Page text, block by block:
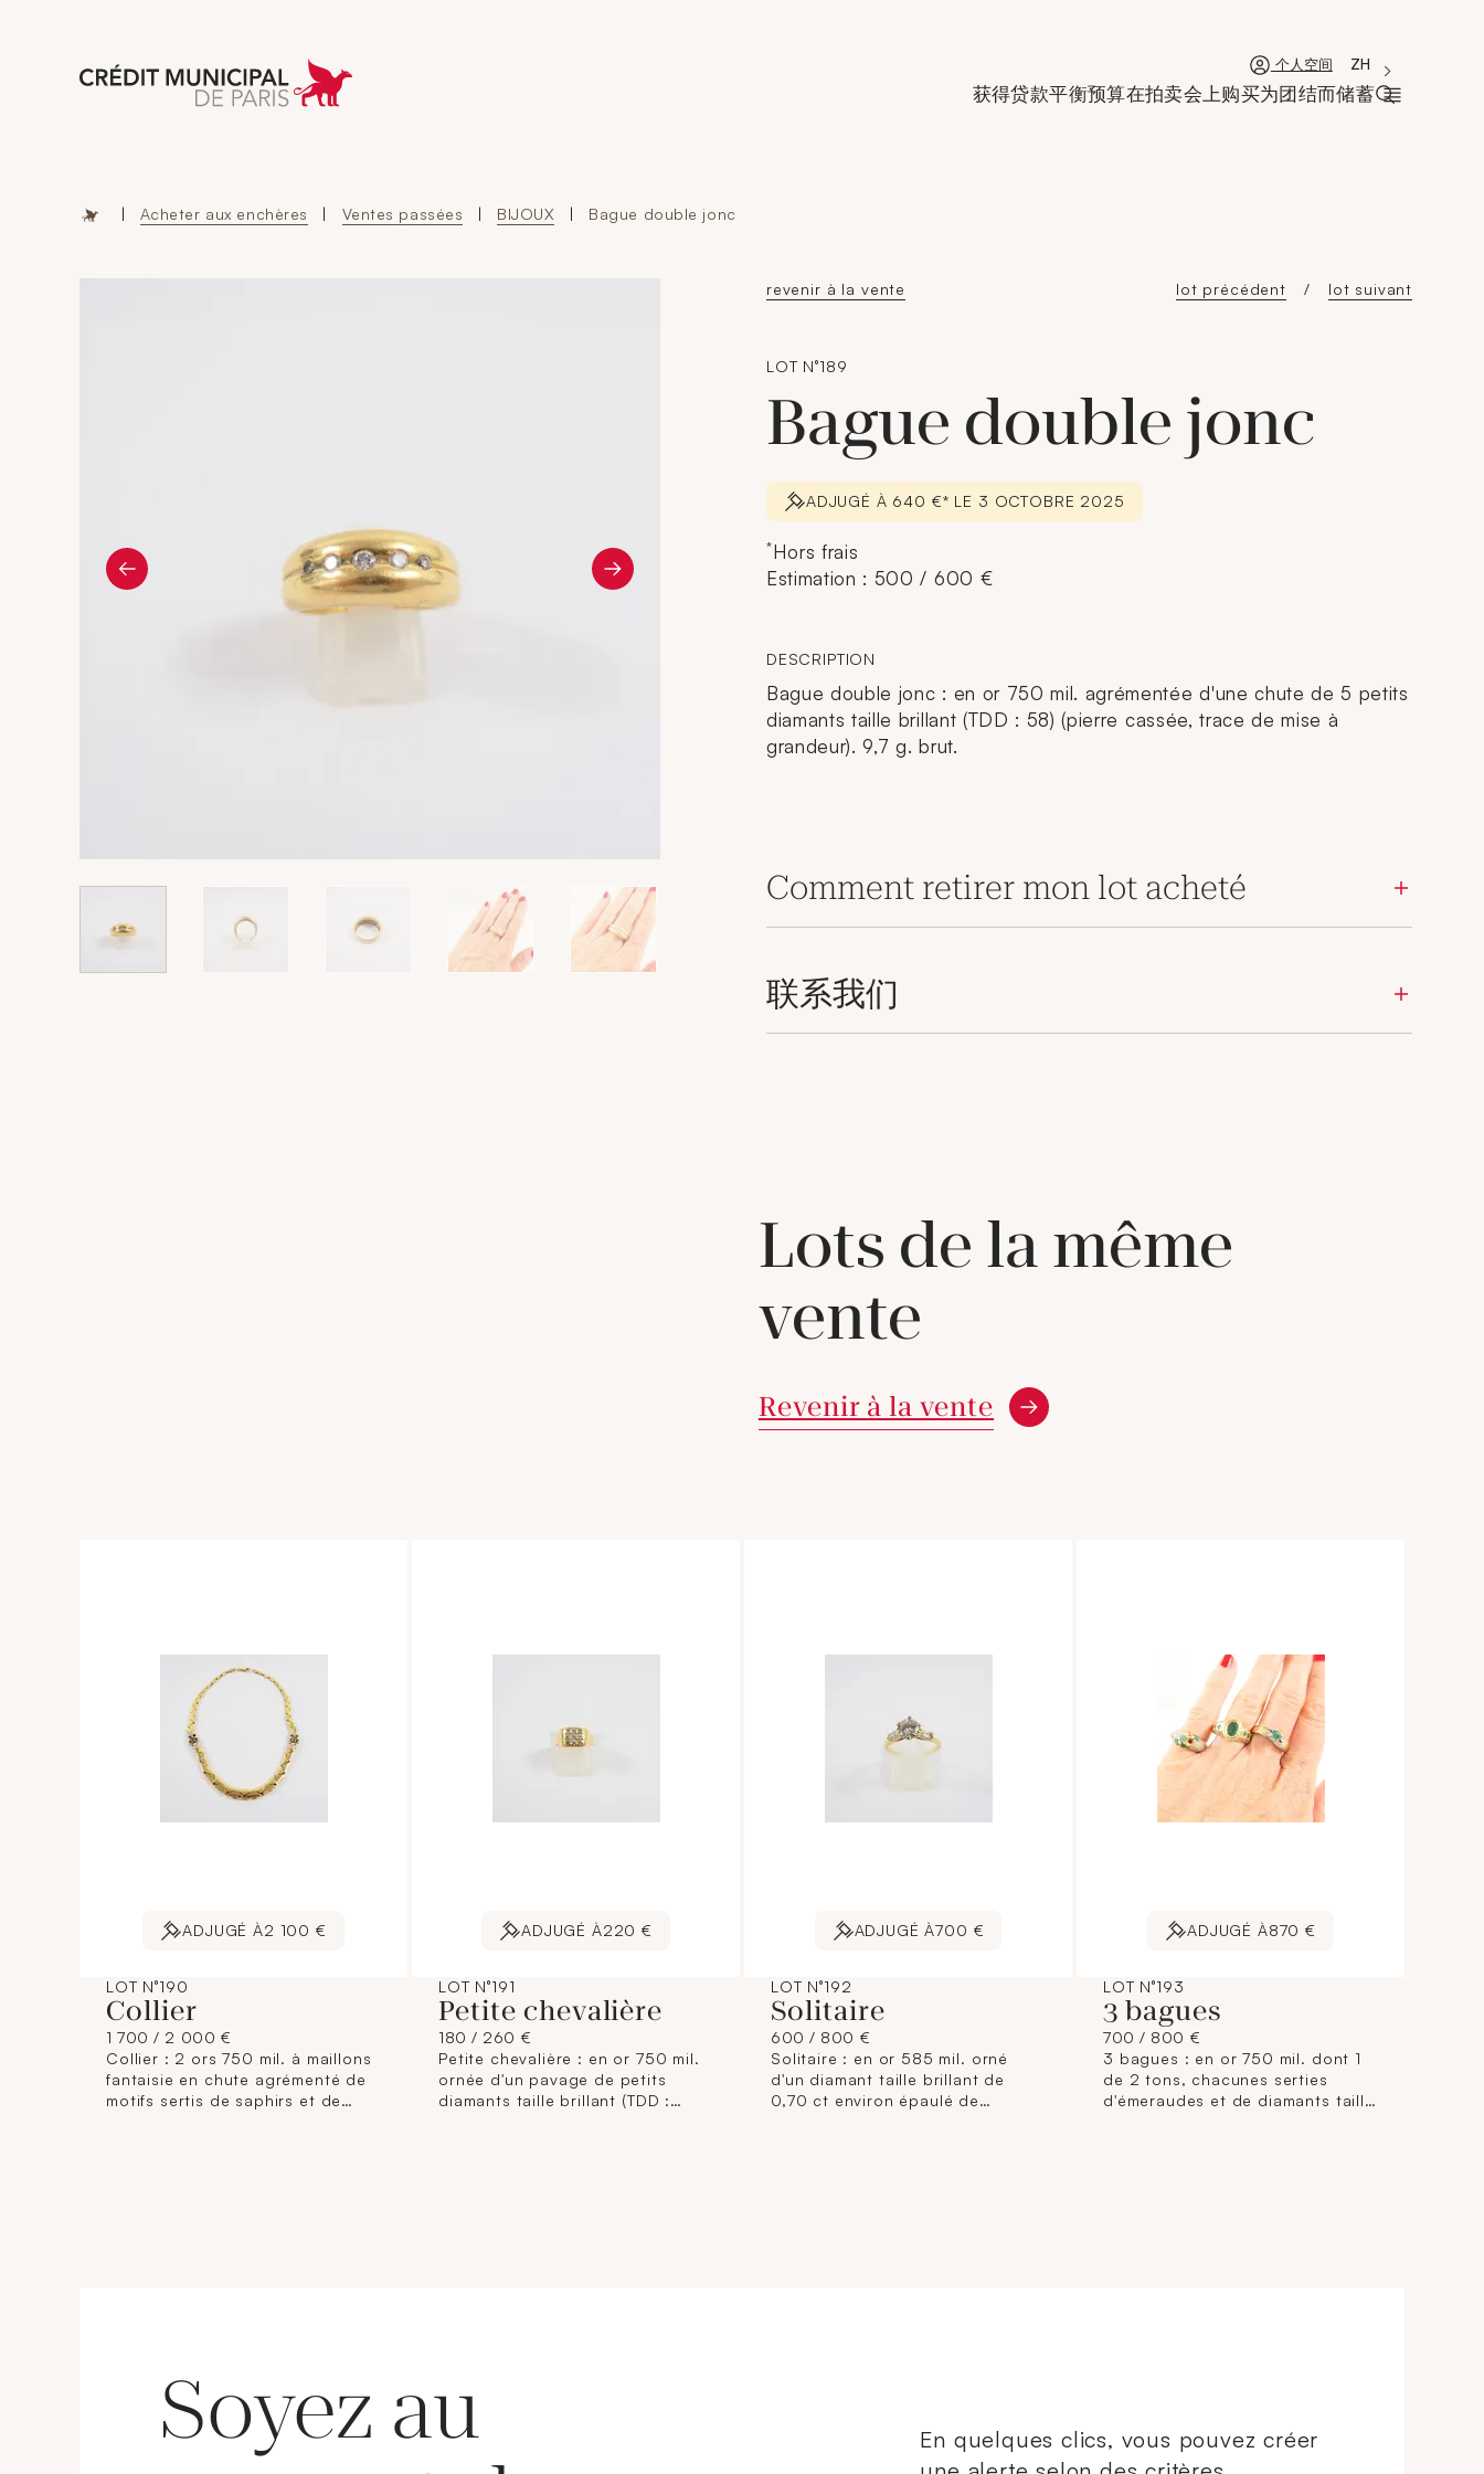
Aller à l'accueil de Crédit Municipal de Paris 新窗口个人空间 'Choisir une
La langue
ZH
获得贷款平衡预算在拍卖会上购买为团结而储蓄
| Acheter aux enchères | Ventes passées | BIJOUX | Bague double jonc
revenir à la vente lot précédent lot suivant
LOT N°189
Bague double jonc
ADJUGÉ À 640 €* LE 3 OCTOBRE 2025
*Hors frais
Estimation : 500 / 600 €
DESCRIPTION
Bague double jonc : en or 750 mil. agrémentée d'une chute de 5 petits
diamants taille brillant (TDD : 58) (pierre cassée, trace de mise à
grandeur). 9,7 g. brut.
Comment retirer mon lot acheté
联系我们
Lots de la même
vente
Revenir à la vente
ADJUGÉ À2 100 €
LOT N°190
Collier
1 700 / 2 000 €
Collier : 2 ors 750 mil. à maillons
fantaisie en chute agrémenté de
motifs sertis de saphirs et de
ADJUGÉ À220 €
LOT N°191
Petite chevalière
180 / 260 €
Petite chevalière : en or 750 mil.
ornée d'un pavage de petits
diamants taille brillant (TDD :
ADJUGÉ À700 €
LOT N°192
Solitaire
600 / 800 €
Solitaire : en or 585 mil. orné
d'un diamant taille brillant de
0,70 ct environ épaulé de
ADJUGÉ À870 €
LOT N°193
3 bagues
700 / 800 €
3 bagues : en or 750 mil. dont 1
de 2 tons, chacunes serties
d'émeraudes et de diamants taille
Soyez au
En quelques clics, vous pouvez créer